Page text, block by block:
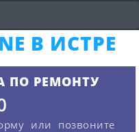
В ИСТРЕ
ПО РЕМОНТУ
или позвоните